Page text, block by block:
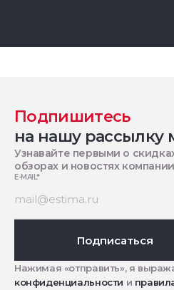
Подпишитесь
на нашу рассылку
Узнавайте первыми о
обзорах и новостях компании
E-MAIL*
Подписаться
Нажимая «отправить», я
конфиденциальности и